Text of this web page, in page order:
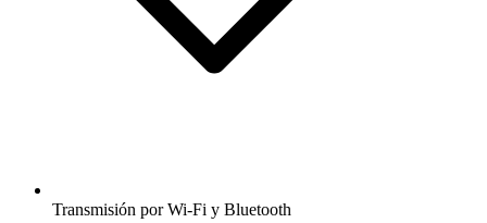
Transmisión por Wi-Fi y Bluetooth